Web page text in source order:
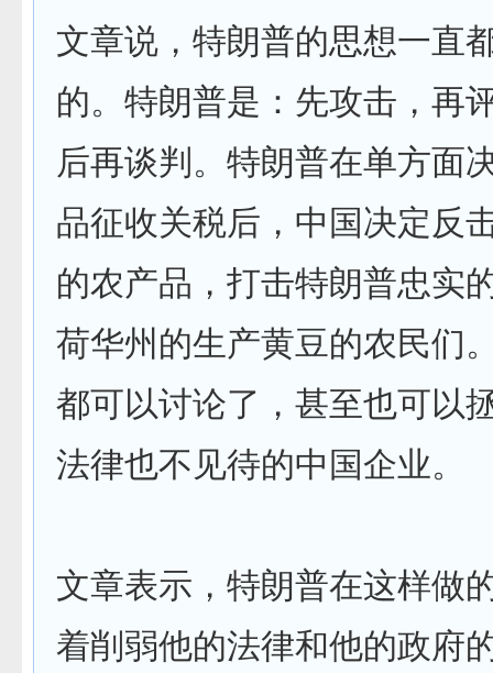
文章说，特朗普的思想一直
的。特朗普是：先攻击，再
后再谈判。特朗普在单方面
品征收关税后，中国决定反
的农产品，打击特朗普忠实
荷华州的生产黄豆的农民们
都可以讨论了，甚至也可以
法律也不见待的中国企业。
文章表示，特朗普在这样做
着削弱他的法律和他的政府